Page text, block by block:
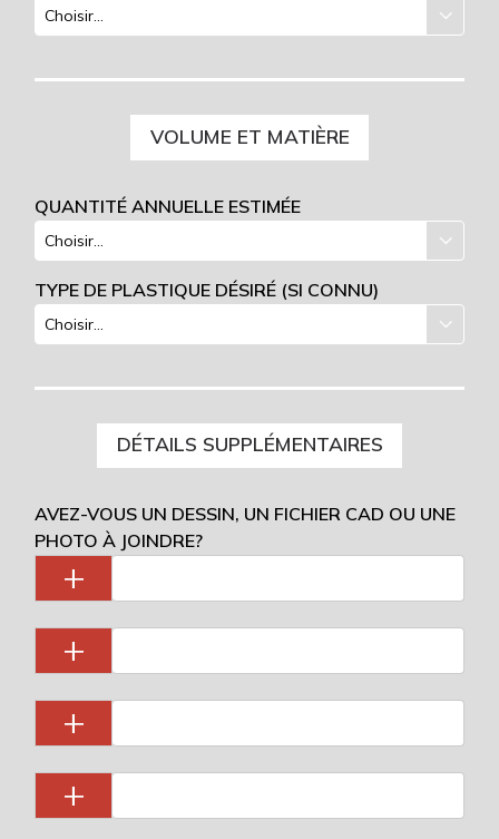
VOLUME ET MATIÈRE
QUANTITÉ ANNUELLE ESTIMÉE
TYPE DE PLASTIQUE DÉSIRÉ (SI CONNU)
DÉTAILS SUPPLÉMENTAIRES
AVEZ-VOUS UN DESSIN, UN FICHIER CAD OU UNE
PHOTO À JOINDRE?
+
+
+
+